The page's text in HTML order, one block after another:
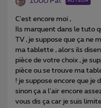
C'est encore moi ,
Ils marquent dans le tuto
TV , je suppose que ça ne
ma tablette , alors ils
pièce de votre choix , je
pièce ou se trouve ma
! je suppose encore que je
sinon ça a l'air encore
vous dis ça car je suis